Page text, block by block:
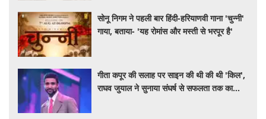
सोनू निगम ने पहली बार हिंदी-हरियाणवी गाना 'चुन्नी'
गाया, बताया- 'यह रोमांस और मस्ती से भरपूर है'
गीता कपूर की सलाह पर साइन की थी की थी 'किल',
राघव जुयाल ने सुनाया संघर्ष से सफलता तक का